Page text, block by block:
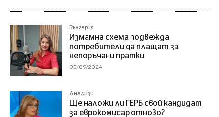
България
Измамна схема подвежда
потребители да плащат за
непоръчани пратки
05/09/2024
Анализи
Ще наложи ли ГЕРБ свой кандидат
за еврокомисар отново?